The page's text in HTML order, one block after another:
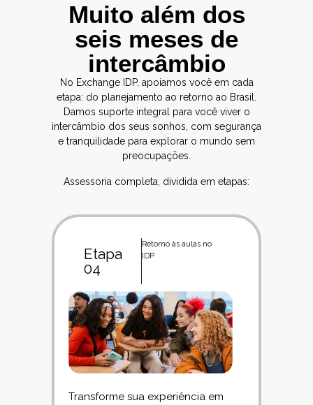
Muito além dos
seis meses de
intercâmbio
No Exchange IDP, apoiamos você em cada
etapa: do planejamento ao retorno ao Brasil.
Damos suporte integral para você viver o
intercâmbio dos seus sonhos, com segurança
e tranquilidade para explorar o mundo sem
preocupações.
Assessoria completa, dividida em etapas:
Etapa
Divulgação final dos
Você fará parte da comunidade